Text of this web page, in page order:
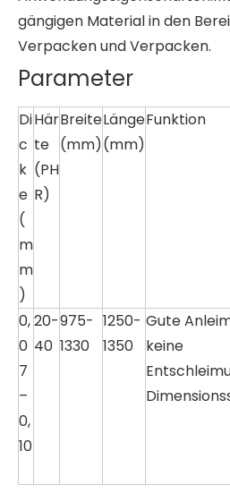
gängigen Material in den
Verpacken und Verpacken.
Parameter
Di
c
k
e
(
m
m
)
Här
te
(PH
R)
Breite
(mm)
Länge
(mm)
Funktion
0,
0
7
–
0,
10
20-
40
975-
1330
1250-
1350
Gute
keine